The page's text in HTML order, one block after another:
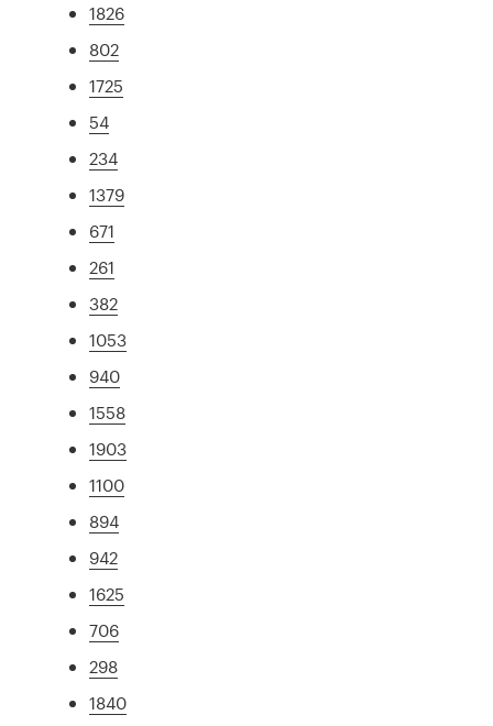
1826
802
1725
54
234
1379
671
261
382
1053
940
1558
1903
1100
894
942
1625
706
298
1840